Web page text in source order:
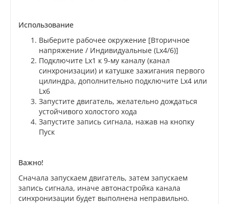
Использование
Выберите рабочее окружение [Вторичное
напряжение / Индивидуальные (Lx4/6)]
Подключите Lx1 к 9-му каналу (канал
синхронизации) и катушке зажигания первого
цилиндра, дополнительно подключите Lx4 или
Lx6
Запустите двигатель, желательно дождаться
устойчивого холостого хода
Запустите запись сигнала, нажав на кнопку
Пуск
Важно!
Сначала запускаем двигатель, затем запускаем
запись сигнала, иначе автонастройка канала
синхронизации будет выполнена неправильно.